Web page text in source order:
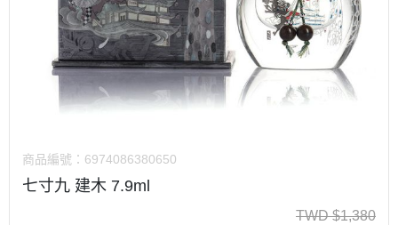
商品編號： 6974086380650
七寸九 建木 7.9ml
TWD $1,380